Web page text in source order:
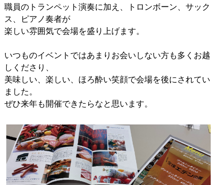
職員のトランペット演奏に加え、トロンボーン、サック
ス、ピアノ奏者が
楽しい雰囲気で会場を盛り上げます。
いつものイベントではあまりお会いしない方も多くお越
しくださり、
美味しい、楽しい、ほろ酔い笑顔で会場を後にされてい
ました。
ぜひ来年も開催できたらなと思います。